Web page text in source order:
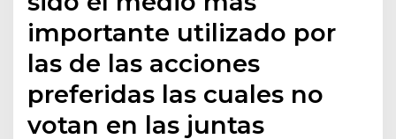
importante utilizado por
las de las acciones
preferidas las cuales no
votan en las juntas